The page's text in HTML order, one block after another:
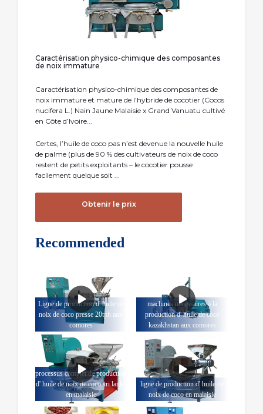
Caractérisation physico-chimique des composantes
de noix immature
Caractérisation physico-chimique des composantes de
noix immature et mature de l’hybride de cocotier (Cocos
nucifera L.) Nain Jaune Malaisie x Grand Vanuatu cultivé
en Côte d’Ivoire...
Certes, l’huile de coco pas n’est devenue la nouvelle huile
de palme (plus de 90 % des cultivateurs de noix de coco
restent de petits exploitants – le cocotier pousse
facilement quelque soit ...
Obtenir le prix
Recommended
Ligne de production d' huile de
noix de coco presse 20tph aux
comores
machines nécessaires à la
production d' huile de coco
kazakhstan aux comores
processus complet de production
d' huile de noix de coco sri lanka
en malaisie
ligne de production d' huile de
noix de coco en malaisie